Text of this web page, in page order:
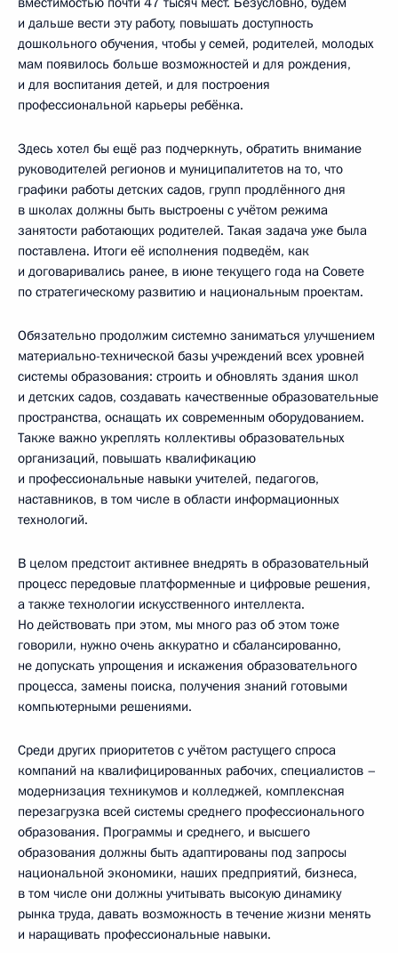
и дальше вести эту работу, повышать доступность
дошкольного обучения, чтобы у семей, родителей, молодых
мам появилось больше возможностей и для рождения,
и для воспитания детей, и для построения
профессиональной карьеры ребёнка.
Здесь хотел бы ещё раз подчеркнуть, обратить внимание
руководителей регионов и муниципалитетов на то, что
графики работы детских садов, групп продлённого дня
в школах должны быть выстроены с учётом режима
занятости работающих родителей. Такая задача уже была
поставлена. Итоги её исполнения подведём, как
и договаривались ранее, в июне текущего года на Совете
по стратегическому развитию и национальным проектам.
Обязательно продолжим системно заниматься улучшением
материально-технической базы учреждений всех уровней
системы образования: строить и обновлять здания школ
и детских садов, создавать качественные образовательные
пространства, оснащать их современным оборудованием.
Также важно укреплять коллективы образовательных
организаций, повышать квалификацию
и профессиональные навыки учителей, педагогов,
наставников, в том числе в области информационных
технологий.
В целом предстоит активнее внедрять в образовательный
процесс передовые платформенные и цифровые решения,
а также технологии искусственного интеллекта.
Но действовать при этом, мы много раз об этом тоже
говорили, нужно очень аккуратно и сбалансированно,
не допускать упрощения и искажения образовательного
процесса, замены поиска, получения знаний готовыми
компьютерными решениями.
Среди других приоритетов с учётом растущего спроса
компаний на квалифицированных рабочих, специалистов –
модернизация техникумов и колледжей, комплексная
перезагрузка всей системы среднего профессионального
образования. Программы и среднего, и высшего
образования должны быть адаптированы под запросы
национальной экономики, наших предприятий, бизнеса,
в том числе они должны учитывать высокую динамику
рынка труда, давать возможность в течение жизни менять
и наращивать профессиональные навыки.